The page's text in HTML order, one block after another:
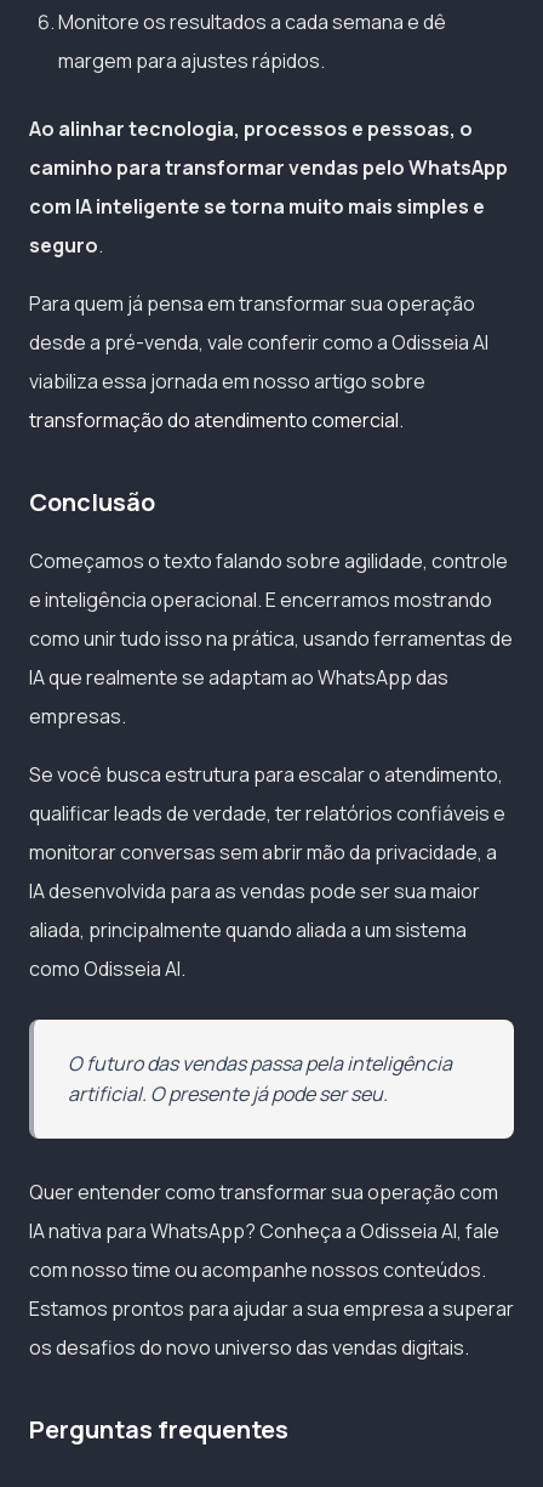
Monitore os resultados a cada semana e dê
margem para ajustes rápidos.
Ao alinhar tecnologia, processos e pessoas, o
caminho para transformar vendas pelo WhatsApp
com IA inteligente se torna muito mais simples e
seguro.
Para quem já pensa em transformar sua operação
desde a pré-venda, vale conferir como a Odisseia AI
viabiliza essa jornada em nosso artigo sobre
transformação do atendimento comercial.
Conclusão
Começamos o texto falando sobre agilidade, controle
e inteligência operacional. E encerramos mostrando
como unir tudo isso na prática, usando ferramentas de
IA que realmente se adaptam ao WhatsApp das
empresas.
Se você busca estrutura para escalar o atendimento,
qualificar leads de verdade, ter relatórios confiáveis e
monitorar conversas sem abrir mão da privacidade, a
IA desenvolvida para as vendas pode ser sua maior
aliada, principalmente quando aliada a um sistema
como Odisseia AI.
O futuro das vendas passa pela inteligência
artificial. O presente já pode ser seu.
Quer entender como transformar sua operação com
IA nativa para WhatsApp? Conheça a Odisseia AI, fale
com nosso time ou acompanhe nossos conteúdos.
Estamos prontos para ajudar a sua empresa a superar
os desafios do novo universo das vendas digitais.
Perguntas frequentes